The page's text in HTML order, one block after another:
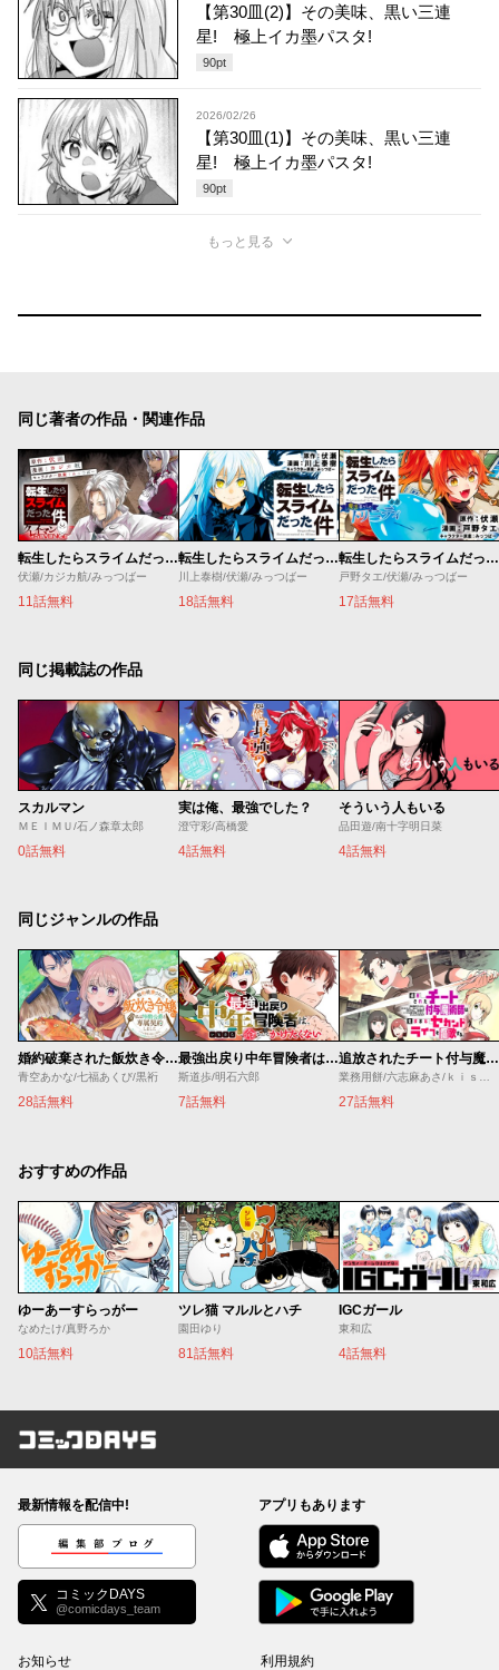
【第30皿(2)】その美味、黒い三連
星! 極上イカ墨パスタ!
90pt
2026/02/26
【第30皿(1)】その美味、黒い三連
星! 極上イカ墨パスタ!
90pt
もっと見る
同じ著者の作品・関連作品
転生したらスライムだった件 クレイマンREVENGE
伏瀬/カジカ航/みっつばー
11話無料
転生したらスライムだった件
川上泰樹/伏瀬/みっつばー
18話無料
転生したらスライムだった件 異聞 ～魔国暮らしのトリニティ～
戸野タエ/伏瀬/みっつばー
17話無料
同じ掲載誌の作品
スカルマン
ＭＥＩＭＵ/石ノ森章太郎
0話無料
実は俺、最強でした？
澄守彩/高橋愛
4話無料
そういう人もいる
品田遊/南十字明日菜
4話無料
同じジャンルの作品
婚約破棄された飯炊き令嬢の私は冷酷公爵と専属契約しました～ですが胃袋を掴んだ結果、冷たかった公爵様がどんどん優しくなっています～
青空あかな/七福あくび/黒裄
28話無料
最強出戻り中年冒険者は、今さら命なんてかけたくない
斯道歩/明石六郎
7話無料
追放されたチート付与魔術師は気ままなセカンドライフを謳歌する。 ～俺は武器だけじゃなく、あらゆるものに『強化ポイント』を付与できるし、俺の意思でいつでも効果を解除できるけど、残った人たち大丈夫？～
業務用餅/六志麻あさ/ｋｉｓｕｉ
27話無料
おすすめの作品
ゆーあーすらっがー
なめたけ/真野ろか
10話無料
ツレ猫 マルルとハチ
園田ゆり
81話無料
IGCガール
東和広
4話無料
コミックDAYS
最新情報を配信中!
編集部ブログ
コミックDAYS
@comicdays_team
アプリもあります
お知らせ 利用規約